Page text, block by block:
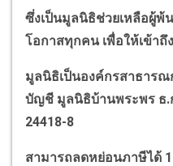
ซึ่งเป็นมูลนิธิช่วยเหลือผู้พ้
โอกาสทุกคน เพื่อให้เข้า
มูลนิธิเป็นองค์กรสาธารณ
บัญชี มูลนิธิบ้านพระพร ธ.
24418-8
สามารถลดหย่อนภาษีได้